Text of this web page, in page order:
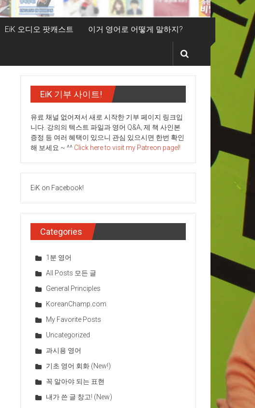
EiK 오디오 팟캐스트 이거 영어로 어떻게 말하지?
EiK 기부 사이트!
유료 채널 없어져서 새로 시작한 기부 페이지 링크입
니다. 강의의 텍스트 파일과 영어 Q&A, 제 책 사인본
증정 등 여러 혜택이 있으니 관심 있으시면 한번 확인
해 보세요 ~ ^^ Click here to visit my Patreon pagel!
EiK on Facebook!
Categories
1분 영어
All Posts 모든 글
General Principles
KoreanChamp.com
My Favorite Posts
Uncategorized
과시용 영어
기초 영어 회화 (New!)
꼭 알아야 되는 표현
내가 쓴 글 창고! (New)